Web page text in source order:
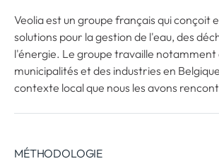
Veolia est un groupe français qui conçoit
solutions pour la gestion de l'eau, des
l'énergie. Le groupe travaille notamment
municipalités et des industries en
contexte local que nous les avons
MÉTHODOLOGIE